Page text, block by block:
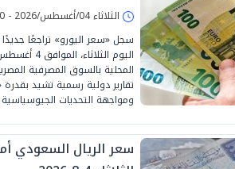
الثلاثاء 04/أغسطس/2026 - 11:30 ص
سجل «سعر اليورو» تراجعًا
المحلية بالسوق المصرفية
تقارير دولية رسمية تشيد
ومواجهة التحديات الجيوسياسية
سعر الريال السعودي